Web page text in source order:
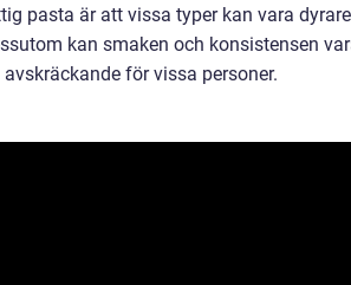
pasta är att vissa typer kan vara
kan smaken och konsistensen
för vissa personer.